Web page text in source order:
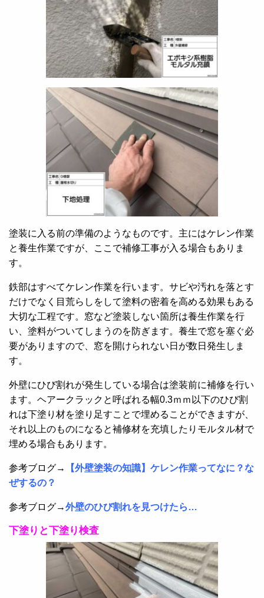
塗装に入る前の準備のようなものです。主にはケレン作業
と養生作業ですが、ここで補修工事が入る場合もありま
す。
鉄部はすべてケレン作業を行います。サビや汚れを落とす
だけでなく目荒らしをして塗料の密着を高める効果もある
大切な工程です。窓など塗装しない箇所は養生作業を行
い、塗料がついてしまうのを防ぎます。養生で窓を塞ぐ必
要がありますので、窓を開けられない日が数日発生しま
す。
外壁にひび割れが発生している場合は塗装前に補修を行い
ます。ヘアークラックと呼ばれる幅0.3ｍｍ以下のひび割
れは下塗り材を塗り足すことで埋めることができますが、
それ以上のものになると補修材を充填したりモルタル材で
埋める場合もあります。
参考ブログ→
【外壁塗装の知識】ケレン作業ってなに？な
ぜするの？
参考ブログ→外壁のひび割れを見つけたら…
下塗りと下塗り検査